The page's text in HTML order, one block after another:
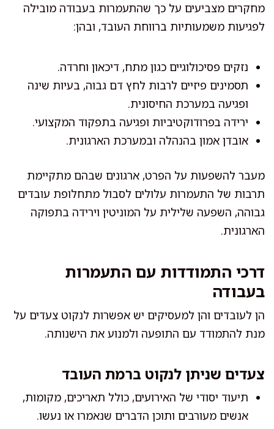
מחקרים מצביעים על כך שהתעמרות בעבודה מובילה
לפגיעות משמעותיות ברווחת העובד, ובהן:
נזקים פסיכולוגיים כגון מתח, דיכאון וחרדה.
תסמינים פיזיים לרבות לחץ דם גבוה, בעיות שינה
ופגיעה במערכת החיסונית.
ירידה בפרודוקטיביות ופגיעה בתפקוד המקצועי.
אובדן אמון בהנהלה ובמערכת הארגונית.
מעבר להשפעות על הפרט, ארגונים שבהם מתקיימת
תרבות של התעמרות עלולים לסבול מתחלופת עובדים
גבוהה, השפעה שלילית על המוניטין וירידה בתפוקה
הארגונית.
דרכי התמודדות עם התעמרות
בעבודה
הן לעובדים והן למעסיקים יש אפשרות לנקוט צעדים על
מנת להתמודד עם התופעה ולמנוע את הישנותה.
צעדים שניתן לנקוט ברמת העובד
תיעוד יסודי של האירועים, כולל תאריכים, מקומות,
אנשים מעורבים ותוכן הדברים שנאמרו או נעשו.